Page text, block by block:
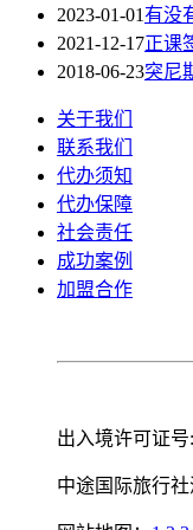
2023-01-01有没
2021-12-17正课
2018-06-23突尼
关于我们
联系我们
代办须知
代办保障
社会责任
成功案例
加盟合作
出入境许可证号
中途国际旅行